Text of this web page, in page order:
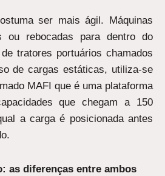
ser mais ágil. Máquinas
ou rebocadas para dentro do
tratores portuários chamados
de cargas estáticas, utiliza-se
MAFI que é uma plataforma
que chegam a 150
a carga é posicionada antes
as diferenças entre ambos